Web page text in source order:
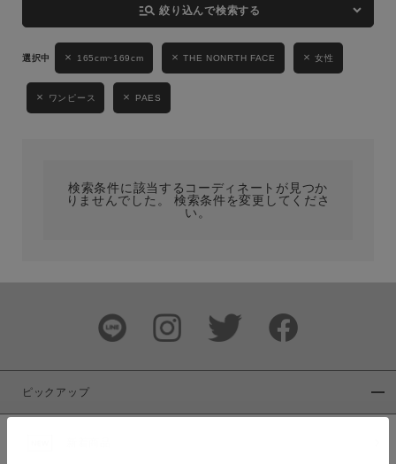
性別
MENS LADIES KIDS
ブランド
manage_search 絞り込んで検索する
165cm~169cm THE NONRTH FACE 女性
ワンピース PAES
検索条件に該当するコーディネートが見つか
りませんでした。 検索条件を変更してくださ
い。
ピックアップ